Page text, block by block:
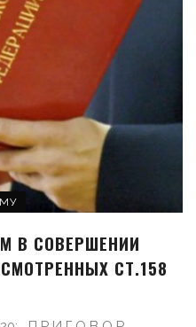
В СОВЕРШЕНИИ
СТ.158